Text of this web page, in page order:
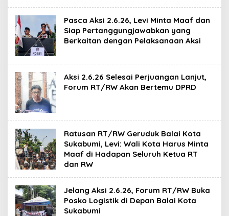
Pasca Aksi 2.6.26, Levi Minta Maaf dan
Siap Pertanggungjawabkan yang
Berkaitan dengan Pelaksanaan Aksi
Aksi 2.6.26 Selesai Perjuangan Lanjut,
Forum RT/RW Akan Bertemu DPRD
Ratusan RT/RW Geruduk Balai Kota
Sukabumi, Levi: Wali Kota Harus Minta
Maaf di Hadapan Seluruh Ketua RT
dan RW
Jelang Aksi 2.6.26, Forum RT/RW Buka
Posko Logistik di Depan Balai Kota
Sukabumi